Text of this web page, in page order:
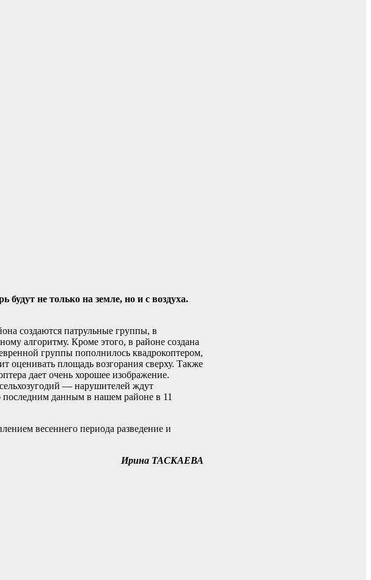
не только на земле, но и с воздуха.
создаются патрульные группы, в
алгоритму. Кроме этого, в районе создана
группы пополнилось квадрокоптером,
оценивать площадь возгорания сверху. Также
дает очень хорошее изображение.
— нарушителей ждут
данным в нашем районе в 11
весеннего периода разведение и
Ирина ТАСКАЕВА